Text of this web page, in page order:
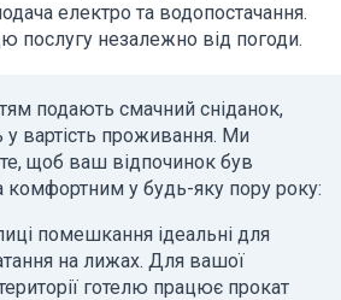
електро та водопостачання.
послугу незалежно від погоди.
подають смачний сніданок,
у вартість проживання. Ми
щоб ваш відпочинок був
комфортним у будь-яку пору року:
помешкання ідеальні для
на лижах. Для вашої
готелю працює прокат